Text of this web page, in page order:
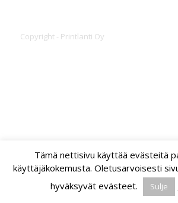
Copyright - Printlanti Oy
Tämä nettisivu käyttää evästeitä
käyttäjäkokemusta. Oletusarvoisesti
hyväksyvät evästeet.
Sulje